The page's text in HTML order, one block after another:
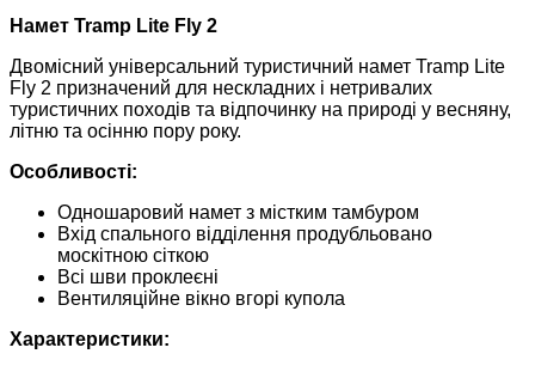
Намет Tramp Lite Fly 2
Двомісний універсальний туристичний намет Tramp Lite
Fly 2 призначений для нескладних і нетривалих
туристичних походів та відпочинку на природі у весняну,
літню та осінню пору року.
Особливості:
Одношаровий намет з містким тамбуром
Вхід спального відділення продубльовано
москітною сіткою
Всі шви проклеєні
Вентиляційне вікно вгорі купола
Характеристики: